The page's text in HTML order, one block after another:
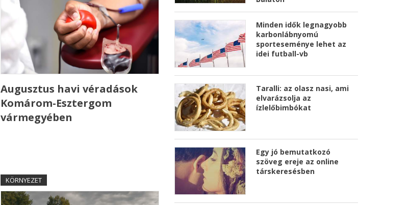
Augusztus havi véradások
Komárom-Esztergom
vármegyében
KÖRNYEZET
Minden idők legnagyobb
karbonlábnyomú
sporteseménye lehet az
idei futball-vb
Taralli: az olasz nasi, ami
elvarázsolja az
ízlelőbimbókat
Egy jó bemutatkozó
szöveg ereje az online
társkeresésben